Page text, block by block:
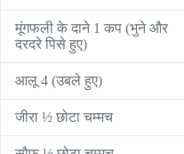
मूंगफली के दाने 1 कप (भुने और
दरदरे पिसे हुए)
आलू 4 (उबले हुए)
जीरा ½ छोटा चम्मच